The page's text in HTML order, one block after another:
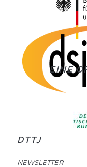
EINE
DTTJ
NEWSLETTER